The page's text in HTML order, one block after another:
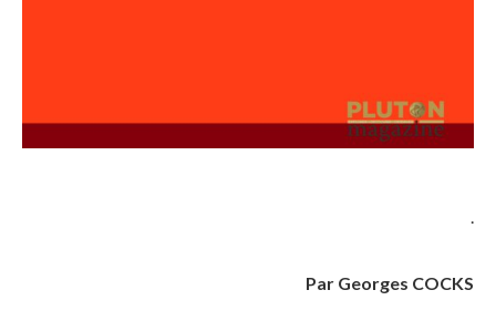
.
Par Georges COCKS